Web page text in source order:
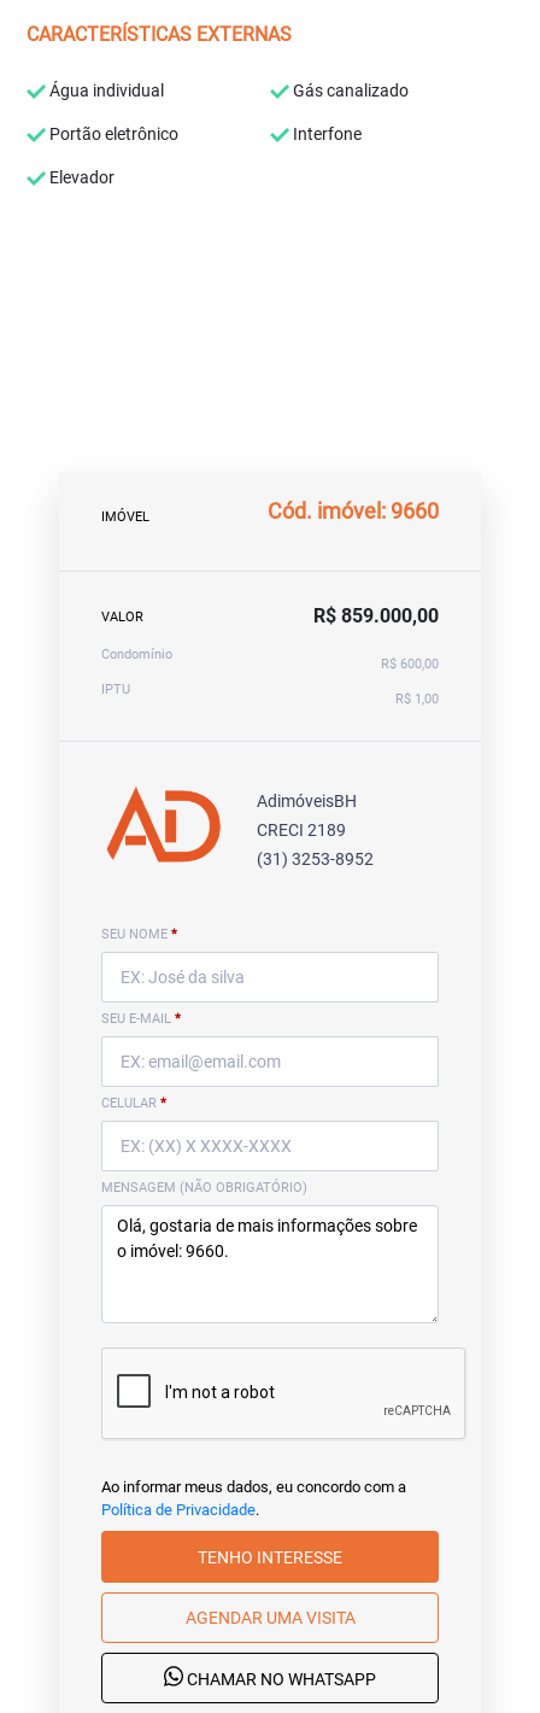
CARACTERÍSTICAS EXTERNAS
Água individual Gás canalizado
Portão eletrônico Interfone
Elevador
IMÓVEL Cód. imóvel: 9660
VALOR R$ 859.000,00
Condomínio
R$ 600,00
IPTU
R$ 1,00
AdimóveisBH
CRECI 2189
(31) 3253-8952
SEU NOME *
SEU E-MAIL *
CELULAR *
MENSAGEM (NÃO OBRIGATÓRIO)
Ao informar meus dados, eu concordo com a
Política de Privacidade.
TENHO INTERESSE
AGENDAR UMA VISITA
CHAMAR NO WHATSAPP